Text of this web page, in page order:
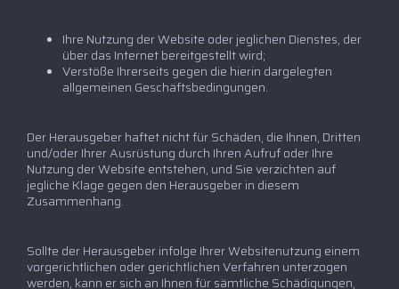
Ihre Nutzung der Website oder jeglichen Dienstes, der
über das Internet bereitgestellt wird;
Verstöße Ihrerseits gegen die hierin dargelegten
allgemeinen Geschäftsbedingungen.
Der Herausgeber haftet nicht für Schäden, die Ihnen, Dritten
und/oder Ihrer Ausrüstung durch Ihren Aufruf oder Ihre
Nutzung der Website entstehen, und Sie verzichten auf
jegliche Klage gegen den Herausgeber in diesem
Zusammenhang.
Sollte der Herausgeber infolge Ihrer Websitenutzung einem
vorgerichtlichen oder gerichtlichen Verfahren unterzogen
werden, kann er sich an Ihnen für sämtliche Schädigungen,